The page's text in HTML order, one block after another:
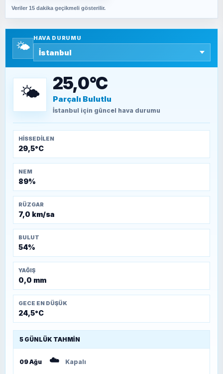
SAVAŞ ŞAHİN
SEYFULLAH ÇİÇEK
TEOMAN ALPASLAN
Kütahya-Eskişehir Muharebeleri (10-24
Veriler 15 dakika geçikmeli gösterilir.
🌤️
HAVA DURUMU
🌤️ 25,0°C
Parçalı Bulutlu
İstanbul için güncel hava durumu
HISSEDILEN
29,5°C
NEM
89%
RÜZGAR
7,0 km/sa
BULUT
54%
YAĞIŞ
0,0 mm
GECE EN DÜŞÜK
24,5°C
5 GÜNLÜK TAHMIN
09 Ağu ☁️ Kapalı